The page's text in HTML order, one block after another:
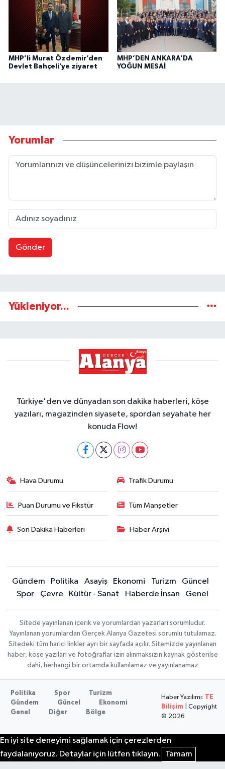
MHP’li Murat Özdemir’den
Devlet Bahçeli’ye ziyaret
MHP’DEN ANKARA’DA
YOĞUN MESAİ
Yorumlar
Gönder
Yükleniyor...
Türkiye'den ve dünyadan son dakika haberleri, köşe
yazıları, magazinden siyasete, spordan seyahate her
konuda Flow!
Hava Durumu Trafik Durumu
Puan Durumu ve Fikstür Tüm Manşetler
Son Dakika Haberleri Haber Arşivi
Gündem Politika Asayiş Ekonomi Turizm
Güncel
Spor
Çevre Kültür - Sanat Haberde İnsan Genel
Sitede yayınlanan içerik ve yorumlardan yazarları sorumludur.
Yayınlanan yorumlardan Gerçek Alanya Gazetesi sorumlu tutulamaz.
Sitedeki tüm harici linkler ayrı bir sayfada açılır. Sitemizde yayınlanan
haber, köşe yazıları ve fotoğraflar izin alınmaksızın kaynak gösterilse
dahi, herhangi bir ortamda kullanılamaz ve yayınlanamaz
Politika Spor
Turizm
Gündem
Güncel
Ekonomi
Genel
Diğer Bölge
Haber Yazılımı:
TE
Bilişim | Copyright
© 2026
En iyi site deneyimi sağlamak için çerezlerden
faydalanıyoruz. Detaylar için lütfen tıklayın.
Tamam